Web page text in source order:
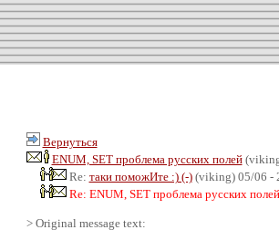
Вернуться
ENUM, SET проблема русских полей
Re: таки поможИте :) (-)(viking) 05/06 -
Re: ENUM, SET проблема русских
> Original message text: